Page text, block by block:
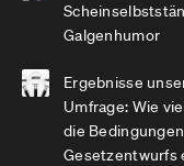
Galgenhumor
Ergebnisse
Umfrage: Wie
die
Gesetzentwurfs